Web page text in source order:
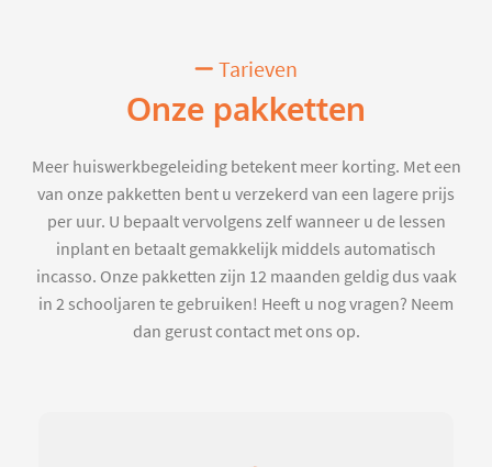
Tarieven
Onze pakketten
Meer huiswerkbegeleiding betekent meer korting. Met een
van onze pakketten bent u verzekerd van een lagere prijs
per uur. U bepaalt vervolgens zelf wanneer u de lessen
inplant en betaalt gemakkelijk middels automatisch
incasso. Onze pakketten zijn 12 maanden geldig dus vaak
in 2 schooljaren te gebruiken! Heeft u nog vragen? Neem
dan gerust contact met ons op.